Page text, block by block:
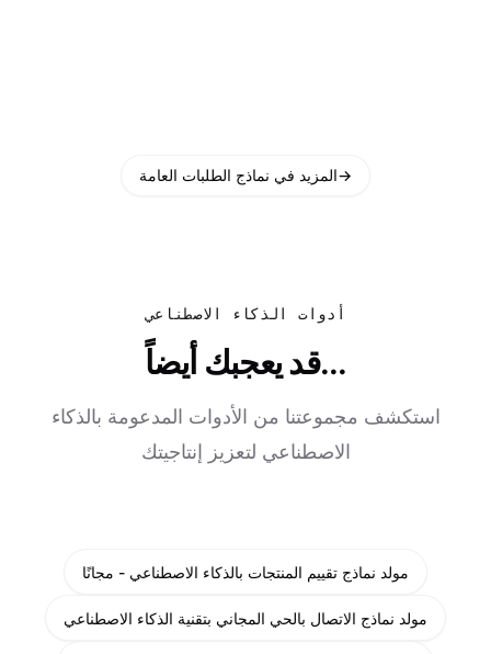
المزيد في نماذج الطلبات العامة→
أدوات الذكاء الاصطناعي
قد يعجبك أيضاً...
استكشف مجموعتنا من الأدوات المدعومة بالذكاء
الاصطناعي لتعزيز إنتاجيتك
مولد نماذج تقييم المنتجات بالذكاء الاصطناعي - مجانًا
مولد نماذج الاتصال بالحي المجاني بتقنية الذكاء الاصطناعي